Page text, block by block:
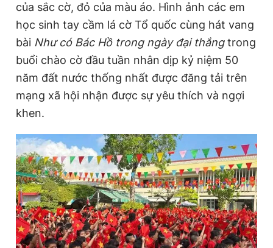
Đọc Thanh Niên trên điện thoại
Theo dõi báo trên
Hotline
0906 645 777
Liên hệ quảng cáo
0908 780 404
Đặt báo Quảng cáo RSS Tòa soạn Chính sách bảo
của sắc cờ, đỏ của màu áo. Hình ảnh các em
học sinh tay cầm lá cờ Tổ quốc cùng hát vang
bài Như có Bác Hồ trong ngày đại thắngtrong
buổi chào cờ đầu tuần nhân dịp kỷ niệm 50
năm đất nước thống nhất được đăng tải trên
mạng xã hội nhận được sự yêu thích và ngợi
khen.